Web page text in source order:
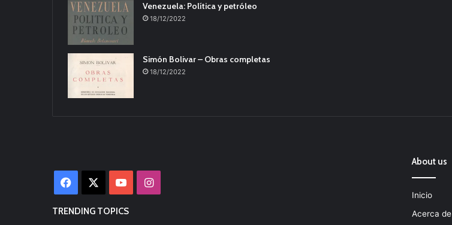
Venezuela: Política y petróleo
18/12/2022
Simón Bolivar – Obras completas
18/12/2022
Facebook YouTubeInstagram
TRENDING TOPICS
About us
Inicio
Acerca de